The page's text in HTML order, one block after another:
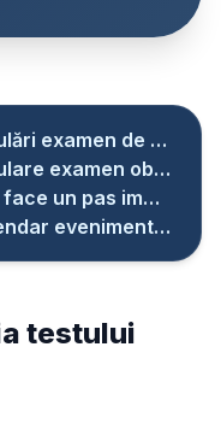
examen de arbitraj
examen observatori
pas important spre digitalizare!
evenimente 2026
testului